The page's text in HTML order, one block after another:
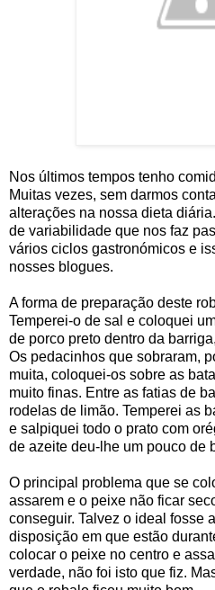
Nos últimos tempos tenho
Muitas vezes, sem darmos
alterações na nossa dieta
de variabilidade que nos faz
vários ciclos gastronómicos e
nosses blogues.
A forma de preparação deste
Temperei-o de sal e coloquei
de porco preto dentro da
Os pedacinhos que sobraram,
muita, coloquei-os sobre as
muito finas. Entre as fatias de
rodelas de limão. Temperei as
e salpiquei todo o prato com
de azeite deu-lhe um pouco de
O principal problema que se
assarem e o peixe não ficar
conseguir. Talvez o ideal fosse
disposição em que estão
colocar o peixe no centro e
verdade, não foi isto que fiz.